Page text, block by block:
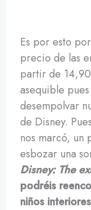
Es por esto
precio de las
partir de
asequible
desempolvar
de Disney.
nos marcó, un
esbozar una
Disney: The
podréis
niños